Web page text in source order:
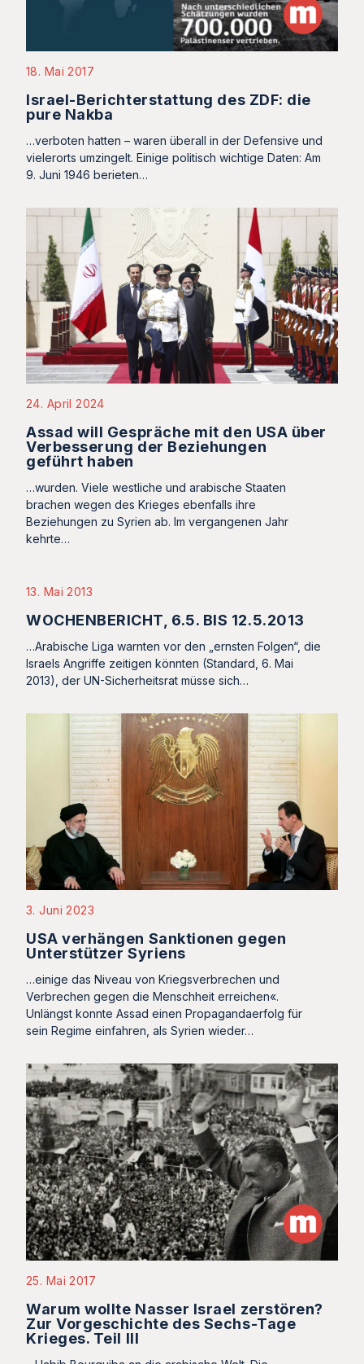
18. Mai 2017
Israel-Berichterstattung des ZDF: die
pure Nakba
…verboten hatten – waren überall in der Defensive und
vielerorts umzingelt. Einige politisch wichtige Daten: Am
9. Juni 1946 berieten…
24. April 2024
Assad will Gespräche mit den USA über
Verbesserung der Beziehungen
geführt haben
…wurden. Viele westliche und arabische Staaten
brachen wegen des Krieges ebenfalls ihre
Beziehungen zu Syrien ab. Im vergangenen Jahr
kehrte…
13. Mai 2013
WOCHENBERICHT, 6.5. BIS 12.5.2013
…Arabische Liga warnten vor den „ernsten Folgen“, die
Israels Angriffe zeitigen könnten (Standard, 6. Mai
2013), der UN-Sicherheitsrat müsse sich…
3. Juni 2023
USA verhängen Sanktionen gegen
Unterstützer Syriens
…einige das Niveau von Kriegsverbrechen und
Verbrechen gegen die Menschheit erreichen«.
Unlängst konnte Assad einen Propagandaerfolg für
sein Regime einfahren, als Syrien wieder…
25. Mai 2017
Warum wollte Nasser Israel zerstören?
Zur Vorgeschichte des Sechs-Tage
Krieges. Teil III